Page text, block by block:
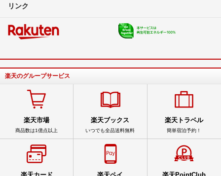
リンク
楽天のグループサービス
楽天市場
商品数は1億点以上
楽天ブックス
いつでも全品送料無料
楽天トラベル
簡単宿泊予約！